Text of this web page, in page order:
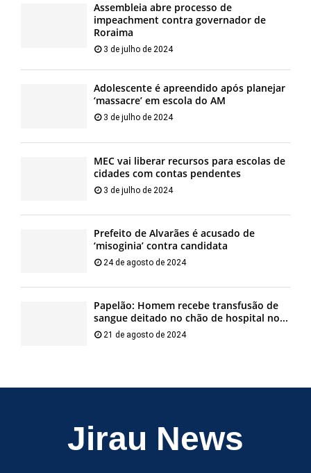
Assembleia abre processo de
impeachment contra governador de
Roraima
3 de julho de 2024
Adolescente é apreendido após planejar
‘massacre’ em escola do AM
3 de julho de 2024
MEC vai liberar recursos para escolas de
cidades com contas pendentes
3 de julho de 2024
Prefeito de Alvarães é acusado de
‘misoginia’ contra candidata
24 de agosto de 2024
Papelão: Homem recebe transfusão de
sangue deitado no chão de hospital no...
21 de agosto de 2024
Jirau News